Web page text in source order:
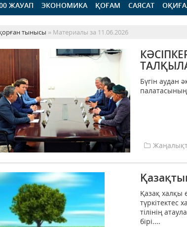
ЖАУАП ЭКОНОМИКА ҚОҒАМ САЯСАТ
тынысы » Материалы за 11.06.2026
Бүгін аудан
Қазақ халқы
түркітектес
тілінің
бірі....